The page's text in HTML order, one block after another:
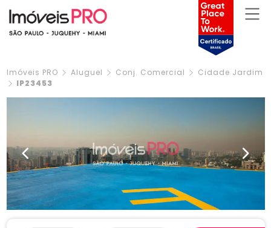
Imóveis PRO Aluguel Conj. Comercial
Cidade Jardim
IP23453
Previous Next